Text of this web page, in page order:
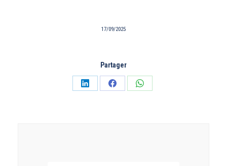
17/09/2025
Partager
PartagerPartagerPartager